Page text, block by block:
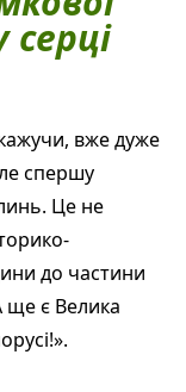
вже дуже
спершу
Це не
до частини
є Велика